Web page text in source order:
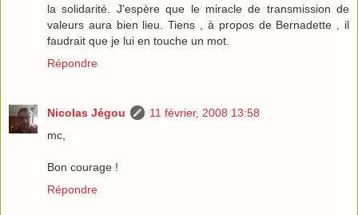
la solidarité. J'espère que le miracle de transmission de
valeurs aura bien lieu. Tiens , à propos de Bernadette , il
faudrait que je lui en touche un mot.
Répondre
Nicolas Jégou
11 février, 2008 13:58
mc,
Bon courage !
Répondre